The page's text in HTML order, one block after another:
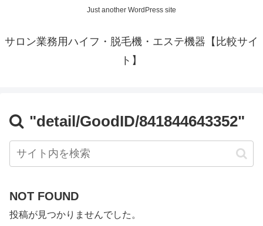
Just another WordPress site
サロン業務用ハイフ・脱毛機・エステ機器【比較サイ
ト】
"detail/GoodID/841844643352"
NOT FOUND
投稿が見つかりませんでした。